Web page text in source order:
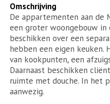
Omschrijving
De appartementen aan de
een groter woongebouw in
beschikken over een
hebben een eigen keuken.
van kookpunten, een
Daarnaast beschikken
ruimte met douche. In het
aanwezig.